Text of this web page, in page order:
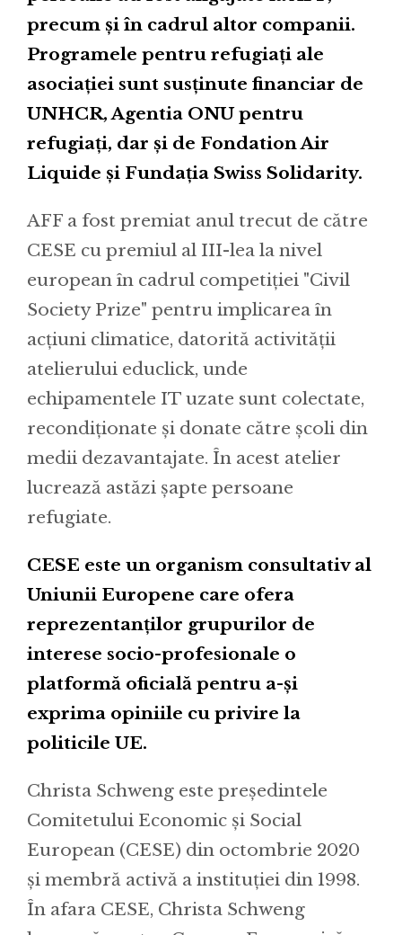
precum și în cadrul altor companii.
Programele pentru refugiați ale
asociației sunt susținute financiar de
UNHCR, Agentia ONU pentru
refugiați, dar și de Fondation Air
Liquide și Fundația Swiss Solidarity.
AFF a fost premiat anul trecut de către
CESE cu premiul al III-lea la nivel
european în cadrul competiției "Civil
Society Prize" pentru implicarea în
acțiuni climatice, datorită activității
atelierului educlick, unde
echipamentele IT uzate sunt colectate,
recondiționate și donate către școli din
medii dezavantajate. În acest atelier
lucrează astăzi șapte persoane
refugiate.
CESE este un organism consultativ al
Uniunii Europene care ofera
reprezentanților grupurilor de
interese socio-profesionale o
platformă oficială pentru a-și
exprima opiniile cu privire la
politicile UE.
Christa Schweng este președintele
Comitetului Economic și Social
European (CESE) din octombrie 2020
și membră activă a instituției din 1998.
În afara CESE, Christa Schweng